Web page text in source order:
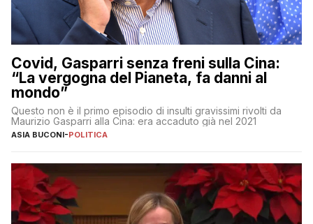
Covid, Gasparri senza freni sulla Cina:
“La vergogna del Pianeta, fa danni al
mondo”
Questo non è il primo episodio di insulti gravissimi rivolti da
Maurizio Gasparri alla Cina: era accaduto già nel 2021
ASIA BUCONI-POLITICA